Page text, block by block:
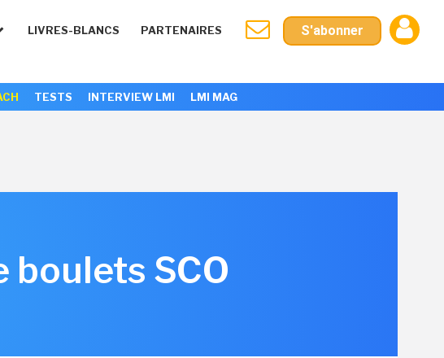
LIVRES-BLANCS PARTENAIRES S'abonner
TESTS INTERVIEW LMI LMI MAG
boulets SCO